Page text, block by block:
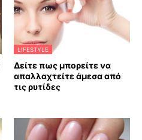
LIFESTYLE
Δείτε πως μπορείτε να
απαλλαχτείτε άμεσα από
τις ρυτίδες